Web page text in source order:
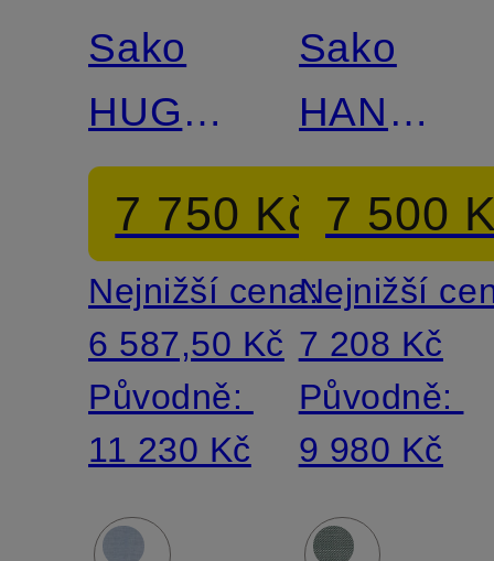
Sako
HUGE
Slim Fit
7 750 Kč
Nejnižší cena:
6 587,50 Kč
Původně:
11 230 Kč
Sako
HANRY
Extra
Slim Fit
7 500
Nejnižší
7 208 Kč
Původně:
9 980 Kč